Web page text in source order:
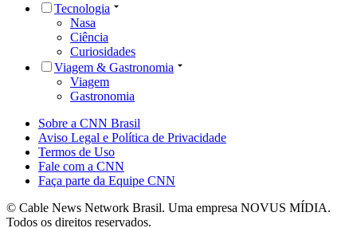
Tecnologia
Nasa
Ciência
Curiosidades
Viagem & Gastronomia
Viagem
Gastronomia
Sobre a CNN Brasil
Aviso Legal e Política de Privacidade
Termos de Uso
Fale com a CNN
Faça parte da Equipe CNN
© Cable News Network Brasil. Uma empresa NOVUS MÍDIA.
Todos os direitos reservados.